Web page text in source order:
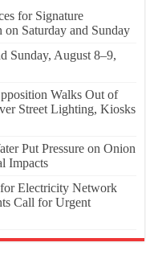
for Signature
Saturday and Sunday
Sunday, August 8–9,
Walks Out of
Street Lighting, Kiosks
Put Pressure on Onion
Impacts
Electricity Network
Call for Urgent